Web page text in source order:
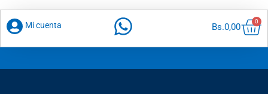
Mi cuenta Bs.0,00
0